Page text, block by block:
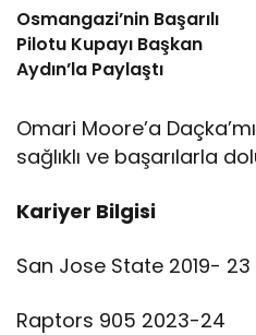
Osmangazi’nin Başarılı
Pilotu Kupayı Başkan
Aydın’la Paylaştı
Omari Moore’a
sağlıklı ve başarılarla
Kariyer Bilgisi
San Jose State 2019- 23
Raptors 905 2023-24